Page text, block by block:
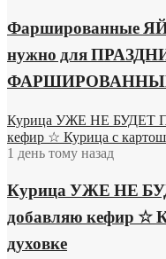
Фаршированные
нужно для
Курица УЖЕ НЕ БУДЕТ
кефир ☆ Курица с
1 день тому назад
Курица УЖЕ НЕ
добавляю кефир ☆
духовке